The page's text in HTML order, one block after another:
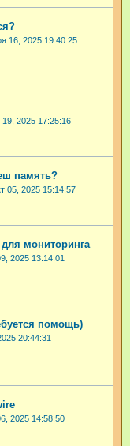
16, 2025 19:40:25
19, 2025 17:25:16
память?
05, 2025 15:14:57
мониторинга
2025 13:14:01
помощь)
20:44:31
2025 14:58:50